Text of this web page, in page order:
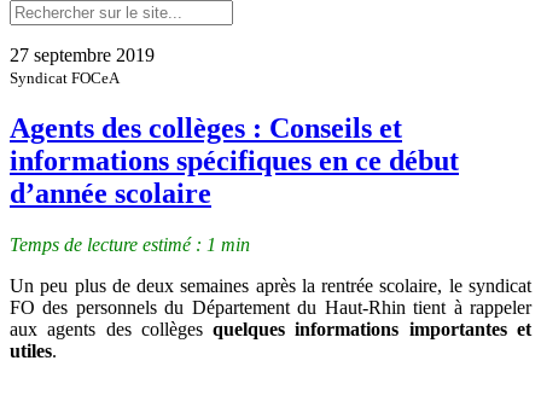
27 septembre 2019
Syndicat FOCeA
Agents des collèges : Conseils et
informations spécifiques en ce début
d’année scolaire
Temps de lecture estimé : 1 min
Un peu plus de deux semaines après la rentrée scolaire, le syndicat
FO des personnels du Département du Haut-Rhin tient à rappeler
aux agents des collègesquelques informations importantes et
utiles.